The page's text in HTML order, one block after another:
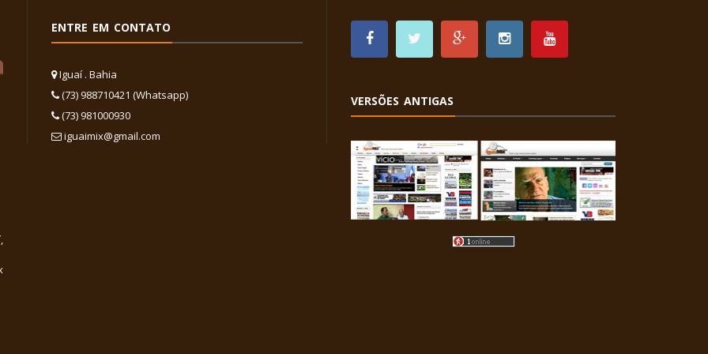
ENTRE EM CONTATO
Iguaí . Bahia
(73) 988710421 (Whatsapp)
(73) 981000930
iguaimix@gmail.com
VERSÕES ANTIGAS